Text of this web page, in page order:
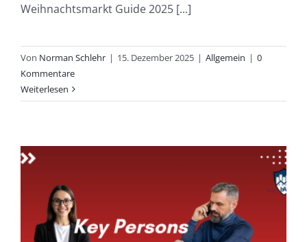
Weihnachtsmarkt Guide 2025 [...]
Von Norman Schlehr | 15. Dezember 2025 | Allgemein | 0
Kommentare
Weiterlesen